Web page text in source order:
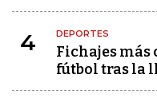
4 DEPORTES
Fichajes más
fútbol tras la